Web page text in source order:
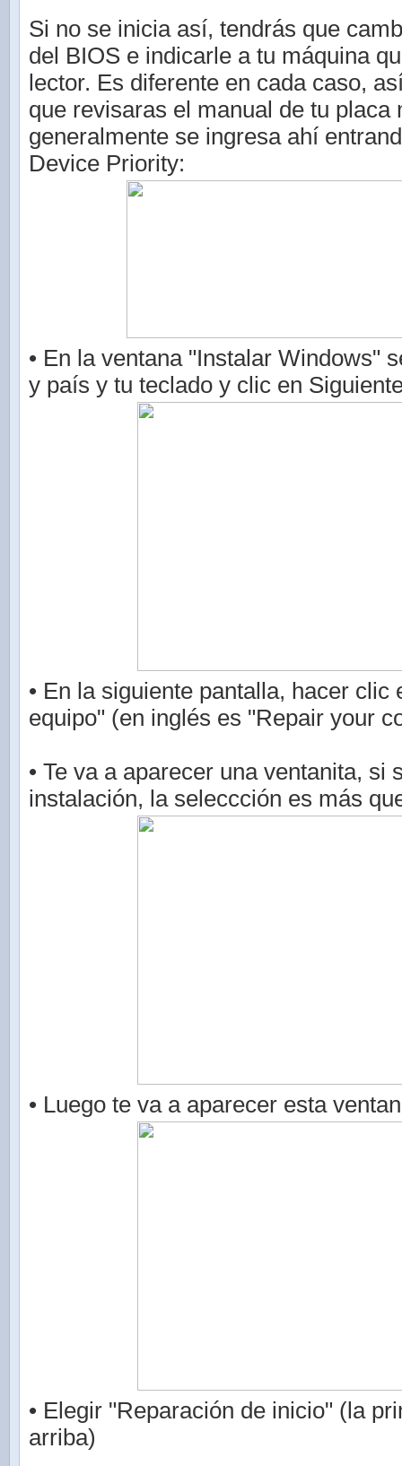
Si no se inicia así, tendrás que
del BIOS e indicarle a tu máquina
lector. Es diferente en cada caso,
que revisaras el manual de tu placa
generalmente se ingresa ahí
Device Priority:
• En la ventana "Instalar Windows"
y país y tu teclado y clic en
• En la siguiente pantalla, hacer clic
equipo" (en inglés es "Repair your
• Te va a aparecer una ventanita, si
instalación, la seleccción es más
• Luego te va a aparecer esta
• Elegir "Reparación de inicio" (la
arriba)